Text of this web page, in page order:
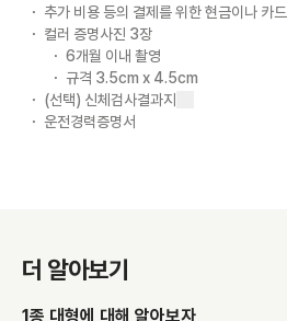
추가 비용 등의 결제를 위한 현금이나 카드
컬러 증명사진 3장
6개월 이내 촬영
규격 3.5cm x 4.5cm
(선택) 신체검사결과지
운전경력증명서
더 알아보기
1종 대형에 대해 알아보자